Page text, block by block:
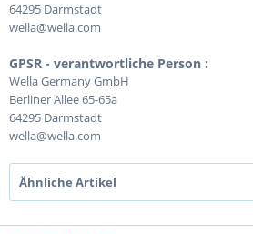
64295 Darmstadt
wella@wella.com
GPSR - verantwortliche Person :
Wella Germany GmbH
Berliner Allee 65-65a
64295 Darmstadt
wella@wella.com
Ähnliche Artikel